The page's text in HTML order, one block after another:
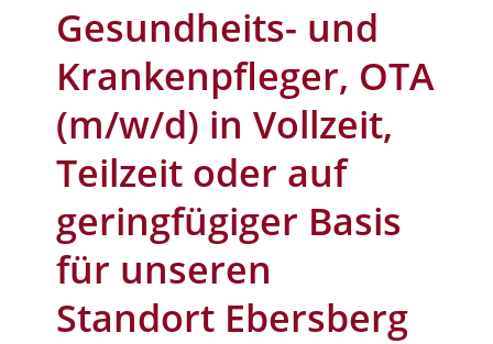
Gesundheits- und
Krankenpfleger, OTA
(m/w/d) in Vollzeit,
Teilzeit oder auf
geringfügiger Basis
für unseren
Standort Ebersberg